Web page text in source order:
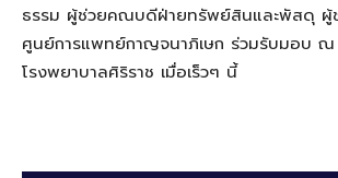
ธรรม ผู้ช่วยคณบดีฝ่ายทรัพย์สินและพัสดุ ผู้
ศูนย์การแพทย์กาญจนาภิเษก ร่วมรับมอบ ณ
โรงพยาบาลศิริราช เมื่อเร็วๆ นี้